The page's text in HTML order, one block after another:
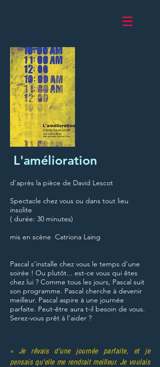
L'amélioration
d'après la pièce de David Lescot
Spectacle chez vous ou dans tout lieu
insolite
( durée: 30 minutes)
mis en scène Catriona Laing
Pascal s'installe chez vous le temps d'une
soirée ! Ou plutôt... est-ce vous qui êtes
chez lui ? Comme tous les jours, Pascal suit
son programme. Pascal cherche à devenir
meilleur. Pascal aspire à une journée
parfaite. Peut-être aura t-il besoin de vous.
Serez-vous prêt à l'aider ?
« Je rêvais d'une journée parfaite, et je
pensais qu'elle me rendrait meilleur. Je voulais